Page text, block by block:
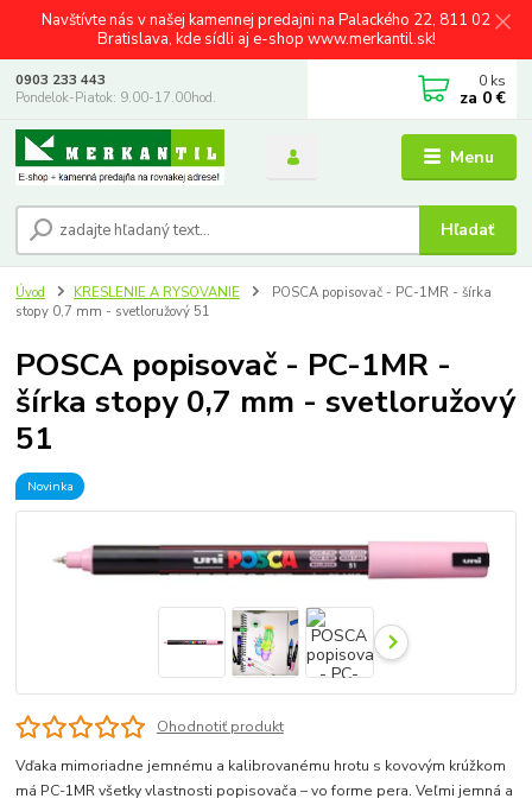
Navštívte nás v našej kamennej predajni na Palackého 22, 811 02
Bratislava, kde sídli aj e-shop www.merkantil.sk!
Menu
Hľadať
0903 233 443
Pondelok-Piatok: 9.00-17.00hod.
0 ks
za 0 €
Úvod KRESLENIE A RYSOVANIE
POSCA popisovač - PC-1MR - šírka
stopy 0,7 mm - svetloružový 51
POSCA popisovač - PC-1MR -
šírka stopy 0,7 mm - svetloružový
51
Novinka
Ohodnotiť produkt
Vďaka mimoriadne jemnému a kalibrovanému hrotu s kovovým krúžkom
má PC-1MR všetky vlastnosti popisovača – vo forme pera. Veľmi jemná a